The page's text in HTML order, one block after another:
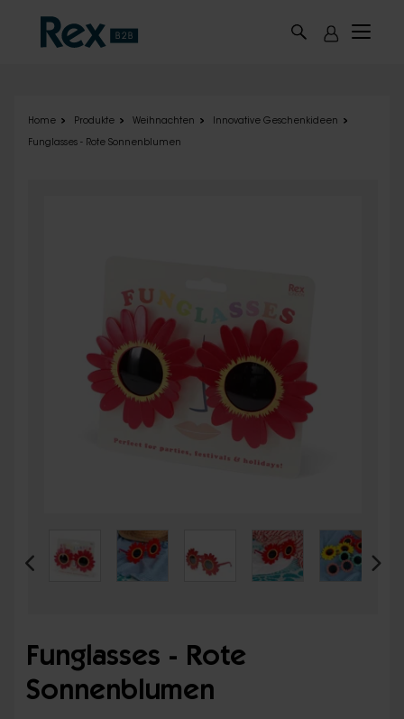
Home Produkte Weihnachten Innovative Geschenkideen
Funglasses - Rote Sonnenblumen
Funglasses - Rote
Sonnenblumen